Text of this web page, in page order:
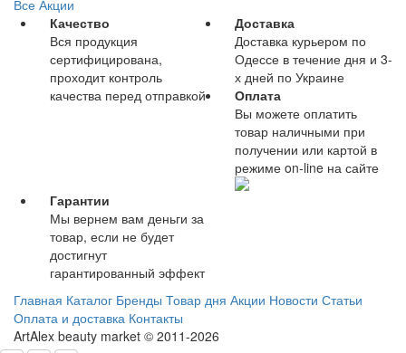
Все Акции
Качество
Вся продукция
сертифицирована,
проходит контроль
качества перед отправкой
Доставка
Доставка курьером по
Одессе в течение дня и 3-
х дней по Украине
Оплата
Вы можете оплатить
товар наличными при
получении или картой в
режиме on-line на сайте
Гарантии
Мы вернем вам деньги за
товар, если не будет
достигнут
гарантированный эффект
Главная Каталог Бренды Товар дня Акции Новости Статьи
Оплата и доставка Контакты
ArtAlex beauty market © 2011-2026